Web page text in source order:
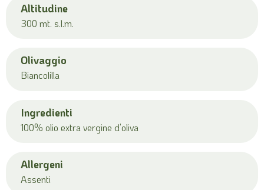
Altitudine
300 mt. s.l.m.
Olivaggio
Biancolilla
Ingredienti
100% olio extra vergine d’oliva
Allergeni
Assenti